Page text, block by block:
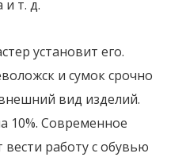
т. д.
установит его.
и сумок срочно
вид изделий.
10%. Современное
работу с обувью